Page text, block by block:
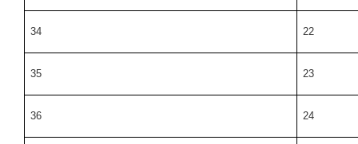
34 22
35 23
36 24